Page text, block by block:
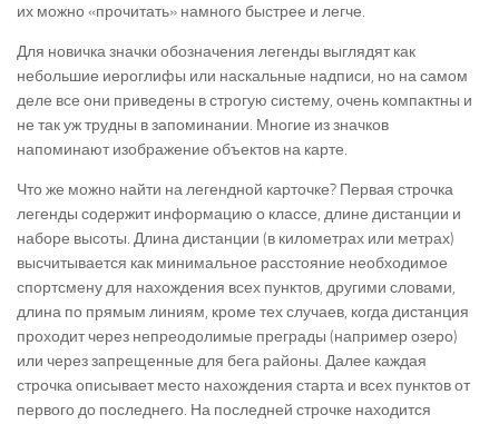
их можно «прочитать» намного быстрее и легче.
Для новичка значки обозначения легенды выглядят как
небольшие иероглифы или наскальные надписи, но на самом
деле все они приведены в строгую систему, очень компактны и
не так уж трудны в запоминании. Многие из значков
напоминают изображение объектов на карте.
Что же можно найти на легендной карточке? Первая строчка
легенды содержит информацию о классе, длине дистанции и
наборе высоты. Длина дистанции (в километрах или метрах)
высчитывается как минимальное расстояние необходимое
спортсмену для нахождения всех пунктов, другими словами,
длина по прямым линиям, кроме тех случаев, когда дистанция
проходит через непреодолимые преграды (например озеро)
или через запрещенные для бега районы. Далее каждая
строчка описывает место нахождения старта и всех пунктов от
первого до последнего. На последней строчке находится